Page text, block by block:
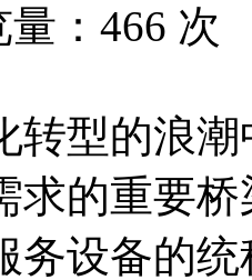
：466 次
型的浪潮
求的重要
务设备的